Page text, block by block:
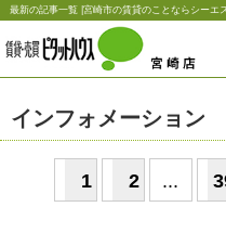
最新の記事一覧 |宮崎市の賃貸のことならシーエ
インフォメーション
1 2 ...